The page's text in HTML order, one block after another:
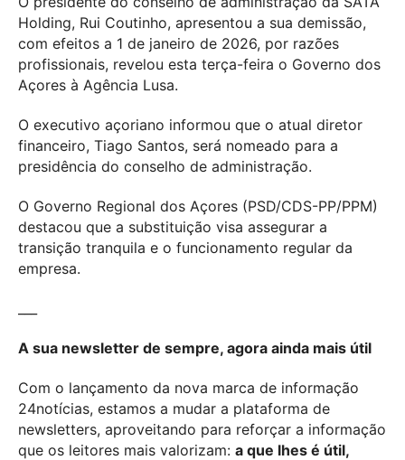
Holding, Rui Coutinho, apresentou a sua demissão,
com efeitos a 1 de janeiro de 2026, por razões
profissionais, revelou esta terça-feira o Governo dos
Açores à Agência Lusa.
O executivo açoriano informou que o atual diretor
financeiro, Tiago Santos, será nomeado para a
presidência do conselho de administração.
O Governo Regional dos Açores (PSD/CDS-PP/PPM)
destacou que a substituição visa assegurar a
transição tranquila e o funcionamento regular da
empresa.
A sua newsletter de sempre, agora ainda mais útil
Com o lançamento da nova marca de informação
24notícias, estamos a mudar a plataforma de
newsletters, aproveitando para reforçar a informação
que os leitores mais valorizam: a que lhes é útil,